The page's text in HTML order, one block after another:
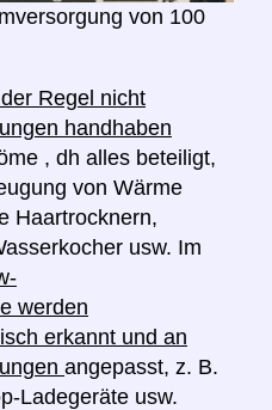
von 100
Regel nicht
handhaben
, dh alles beteiligt,
von Wärme
Haartrocknern,
usw. Im
werden
erkannt und an
angepasst, z. B.
Ladegeräte usw.